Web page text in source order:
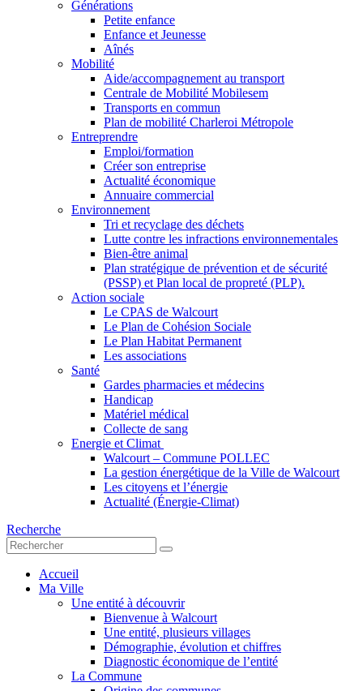
Générations
Petite enfance
Enfance et Jeunesse
Aînés
Mobilité
Aide/accompagnement au transport
Centrale de Mobilité Mobilesem
Transports en commun
Plan de mobilité Charleroi Métropole
Entreprendre
Emploi/formation
Créer son entreprise
Actualité économique
Annuaire commercial
Environnement
Tri et recyclage des déchets
Lutte contre les infractions environnementales
Bien-être animal
Plan stratégique de prévention et de sécurité
(PSSP) et Plan local de propreté (PLP).
Action sociale
Le CPAS de Walcourt
Le Plan de Cohésion Sociale
Le Plan Habitat Permanent
Les associations
Santé
Gardes pharmacies et médecins
Handicap
Matériel médical
Collecte de sang
Energie et Climat
Walcourt – Commune POLLEC
La gestion énergétique de la Ville de Walcourt
Les citoyens et l’énergie
Actualité (Énergie-Climat)
Recherche
Accueil
Ma Ville
Une entité à découvrir
Bienvenue à Walcourt
Une entité, plusieurs villages
Démographie, évolution et chiffres
Diagnostic économique de l’entité
La Commune